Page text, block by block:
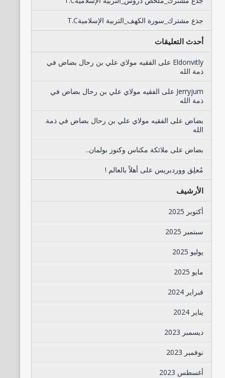
جذع مشترك_سورة الكهف_التربية الإسلاميةT.C
أحدث التعليقات
Eldonvitly على الفقيه مولاي علي بن رحال بضاض في
ذمة الله
Jerryjum على الفقيه مولاي علي بن رحال بضاض في
ذمة الله
بضاض على الفقيه مولاي علي بن رحال بضاض في ذمة
الله
بضاض على ملائكة مكناس وكنوز بولمان..
مُعلِق ووردبريس على أهلاً بالعالم !
الأرشيف
أكتوبر 2025
سبتمبر 2025
يوليو 2025
مايو 2025
فبراير 2024
يناير 2024
ديسمبر 2023
نوفمبر 2023
أغسطس 2023